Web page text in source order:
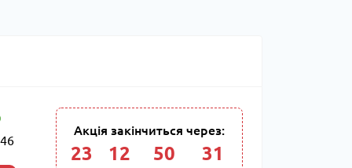
Акція закінчиться через:
23 12 50 30